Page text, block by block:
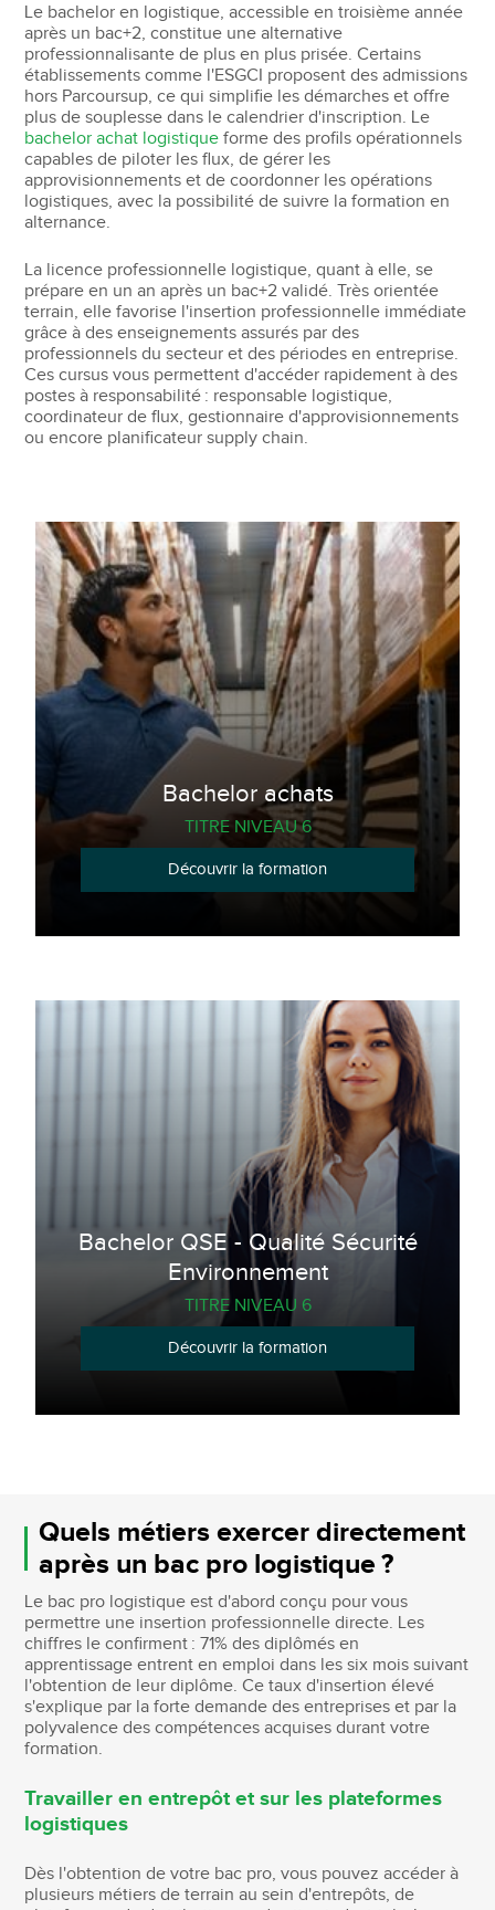
Le bachelor en logistique, accessible en troisième année
après un bac+2, constitue une alternative
professionnalisante de plus en plus prisée. Certains
établissements comme l'ESGCI proposent des admissions
hors Parcoursup, ce qui simplifie les démarches et offre
plus de souplesse dans le calendrier d'inscription. Le
bachelor achat logistique forme des profils opérationnels
capables de piloter les flux, de gérer les
approvisionnements et de coordonner les opérations
logistiques, avec la possibilité de suivre la formation en
alternance.
La licence professionnelle logistique, quant à elle, se
prépare en un an après un bac+2 validé. Très orientée
terrain, elle favorise l'insertion professionnelle immédiate
grâce à des enseignements assurés par des
professionnels du secteur et des périodes en entreprise.
Ces cursus vous permettent d'accéder rapidement à des
postes à responsabilité : responsable logistique,
coordinateur de flux, gestionnaire d'approvisionnements
ou encore planificateur supply chain.
Bachelor achats
TITRE NIVEAU 6
Découvrir la formation
Bachelor QSE - Qualité Sécurité
Environnement
TITRE NIVEAU 6
Découvrir la formation
Quels métiers exercer directement
après un bac pro logistique ?
Le bac pro logistique est d'abord conçu pour vous
permettre une insertion professionnelle directe. Les
chiffres le confirment : 71% des diplômés en
apprentissage entrent en emploi dans les six mois suivant
l'obtention de leur diplôme. Ce taux d'insertion élevé
s'explique par la forte demande des entreprises et par la
polyvalence des compétences acquises durant votre
formation.
Travailler en entrepôt et sur les plateformes
logistiques
Dès l'obtention de votre bac pro, vous pouvez accéder à
plusieurs métiers de terrain au sein d'entrepôts, de